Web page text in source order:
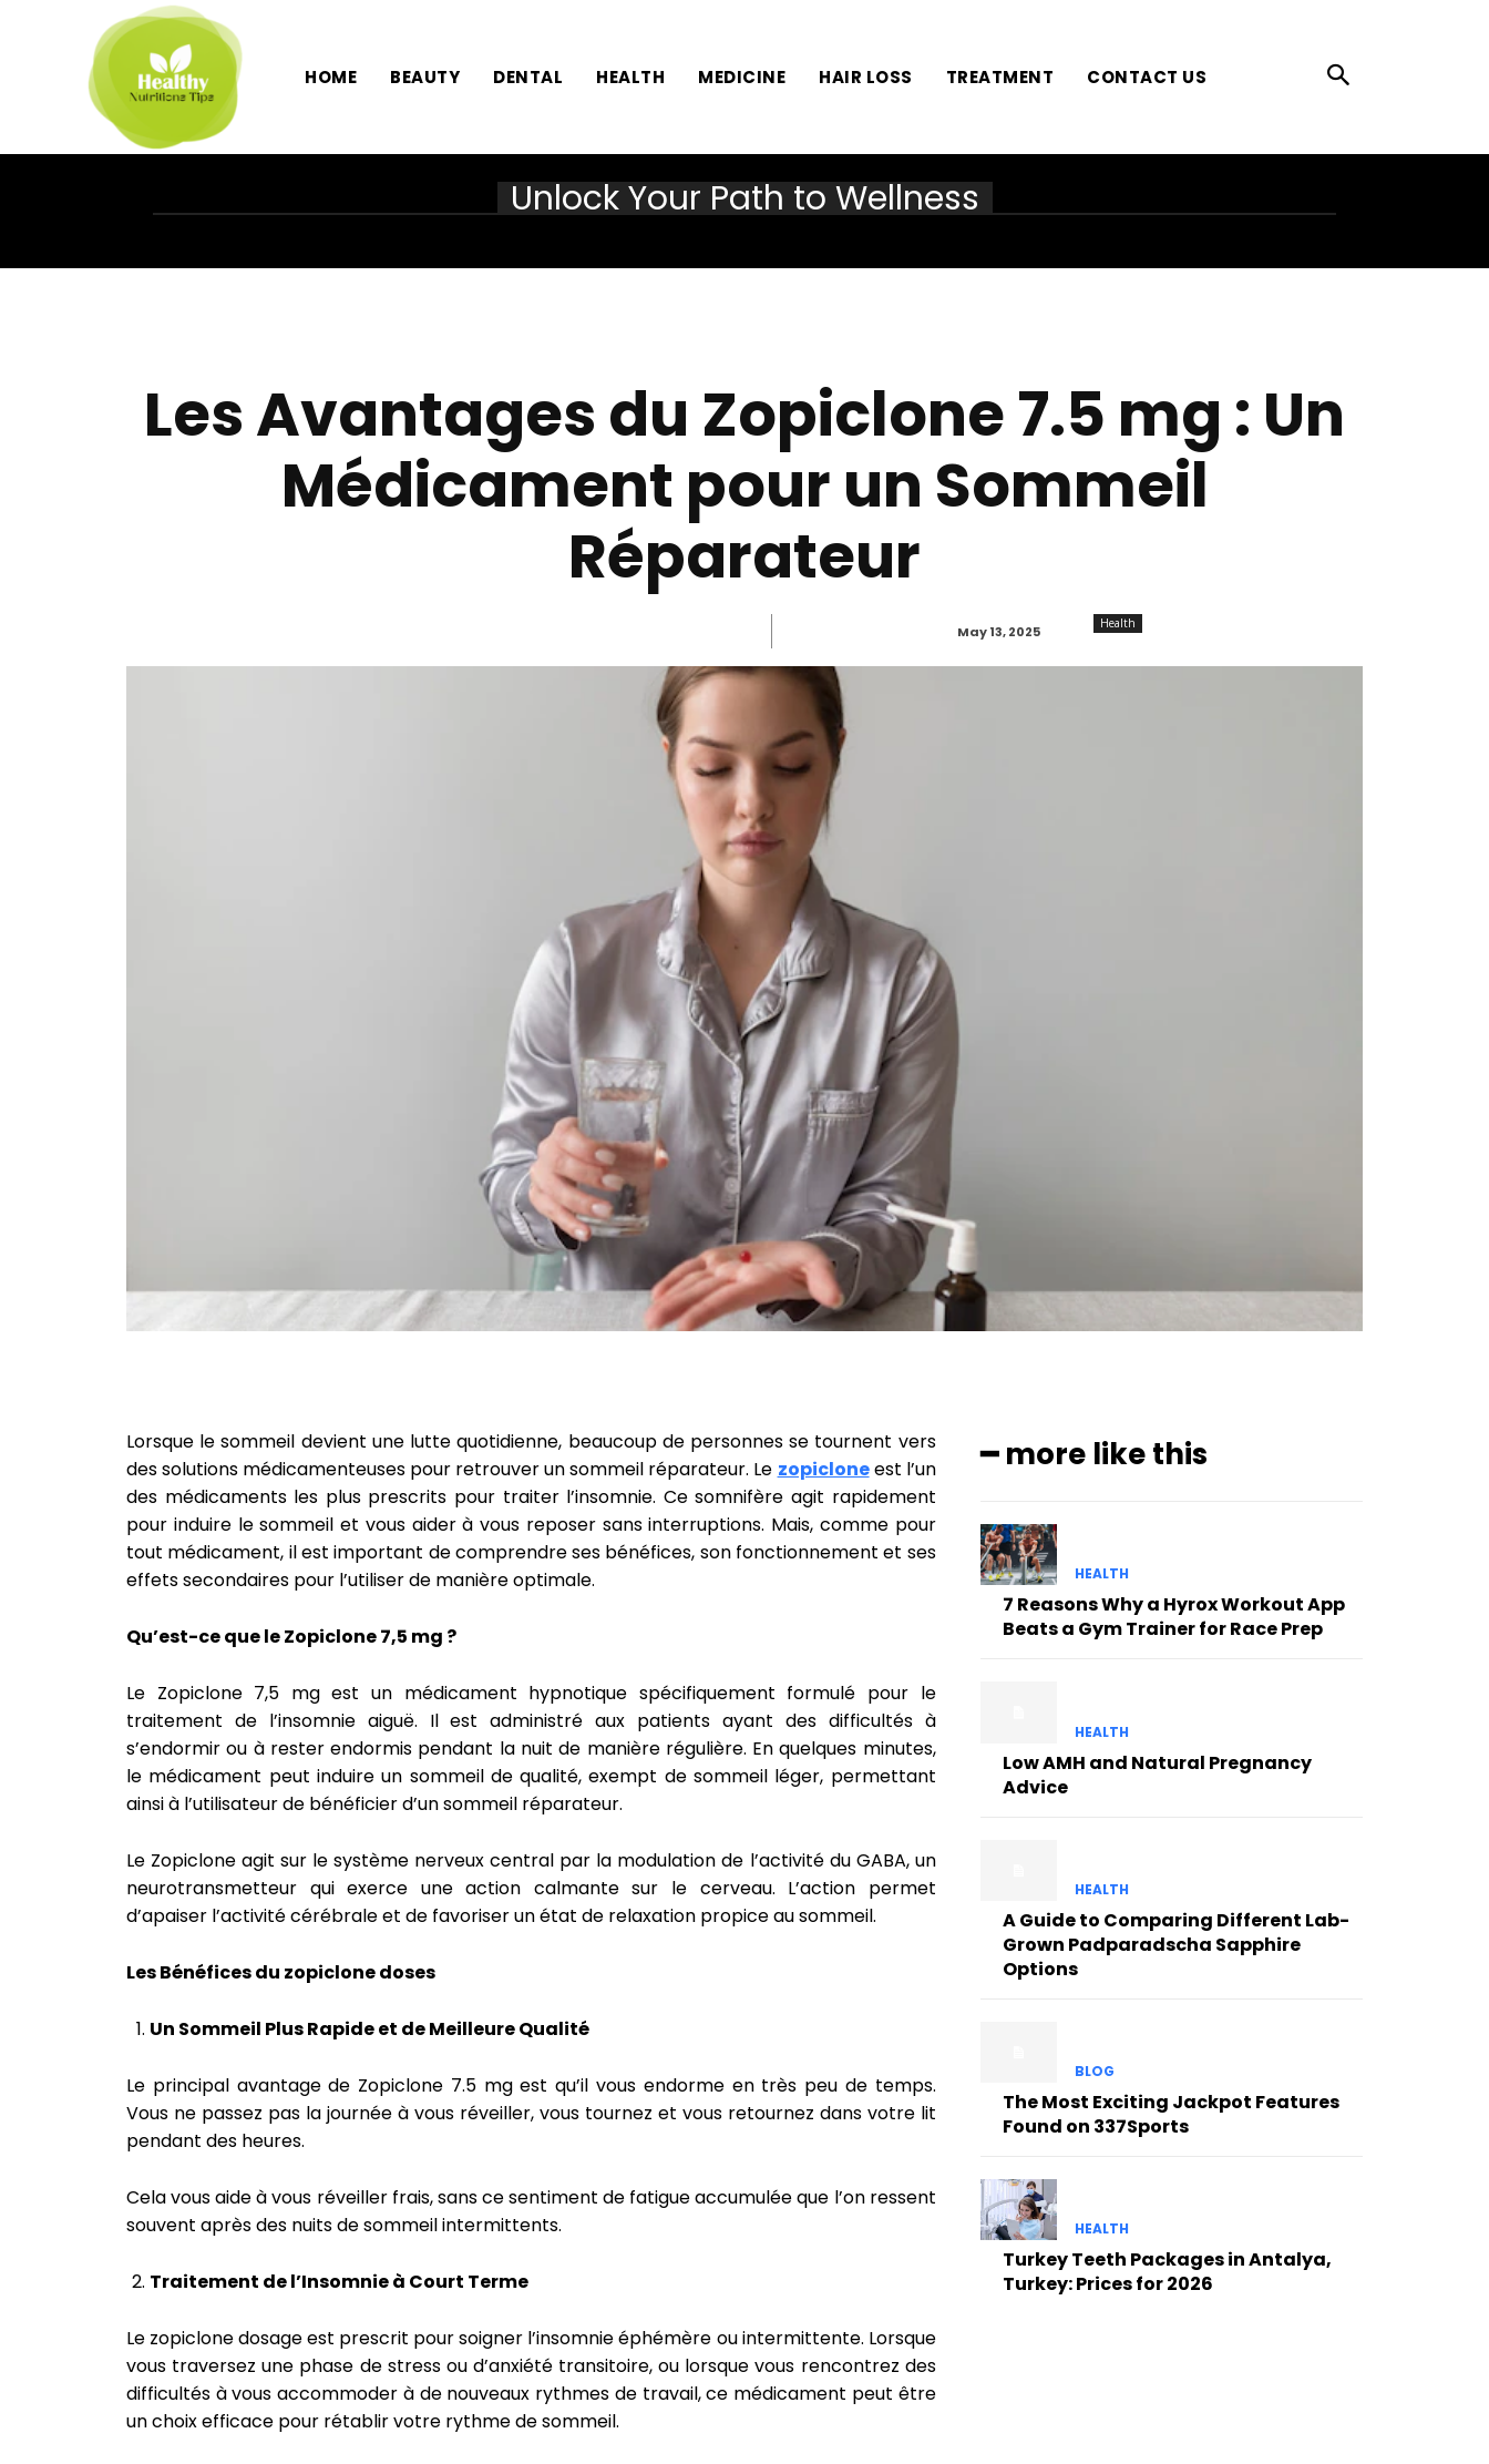
HOME BEAUTY DENTAL HEALTH MEDICINE HAIR LOSS TREATMENT CONTACT US
Unlock Your Path to Wellness
Les Avantages du Zopiclone 7.5 mg : Un
Médicament pour un Sommeil
Réparateur
May 13, 2025 Health
Lorsque le sommeil devient une lutte quotidienne, beaucoup de personnes se tournent vers
des solutions médicamenteuses pour retrouver un sommeil réparateur. Le zopicloneest l’un
des médicaments les plus prescrits pour traiter l’insomnie. Ce somnifère agit rapidement
pour induire le sommeil et vous aider à vous reposer sans interruptions. Mais, comme pour
tout médicament, il est important de comprendre ses bénéfices, son fonctionnement et ses
effets secondaires pour l’utiliser de manière optimale.
Qu’est-ce que le Zopiclone 7,5 mg ?
Le Zopiclone 7,5 mg est un médicament hypnotique spécifiquement formulé pour le
traitement de l’insomnie aiguë. Il est administré aux patients ayant des difficultés à
s’endormir ou à rester endormis pendant la nuit de manière régulière. En quelques minutes,
le médicament peut induire un sommeil de qualité, exempt de sommeil léger, permettant
ainsi à l’utilisateur de bénéficier d’un sommeil réparateur.
Le Zopiclone agit sur le système nerveux central par la modulation de l’activité du GABA, un
neurotransmetteur qui exerce une action calmante sur le cerveau. L’action permet
d’apaiser l’activité cérébrale et de favoriser un état de relaxation propice au sommeil.
Les Bénéfices du zopiclone doses
Un Sommeil Plus Rapide et de Meilleure Qualité
Le principal avantage de Zopiclone 7.5 mg est qu’il vous endorme en très peu de temps.
Vous ne passez pas la journée à vous réveiller, vous tournez et vous retournez dans votre lit
pendant des heures.
Cela vous aide à vous réveiller frais, sans ce sentiment de fatigue accumulée que l’on ressent
souvent après des nuits de sommeil intermittents.
Traitement de l’Insomnie à Court Terme
Le zopiclone dosage est prescrit pour soigner l’insomnie éphémère ou intermittente. Lorsque
vous traversez une phase de stress ou d’anxiété transitoire, ou lorsque vous rencontrez des
difficultés à vous accommoder à de nouveaux rythmes de travail, ce médicament peut être
un choix efficace pour rétablir votre rythme de sommeil.
━ more like this
HEALTH
7 Reasons Why a Hyrox Workout App
Beats a Gym Trainer for Race Prep
HEALTH
Low AMH and Natural Pregnancy
Advice
HEALTH
A Guide to Comparing Different Lab-
Grown Padparadscha Sapphire
Options
BLOG
The Most Exciting Jackpot Features
Found on 337Sports
HEALTH
Turkey Teeth Packages in Antalya,
Turkey: Prices for 2026